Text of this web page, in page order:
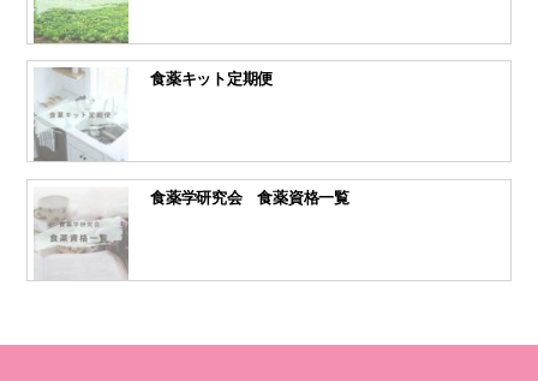
食薬キット定期便
食薬学研究会 食薬資格一覧